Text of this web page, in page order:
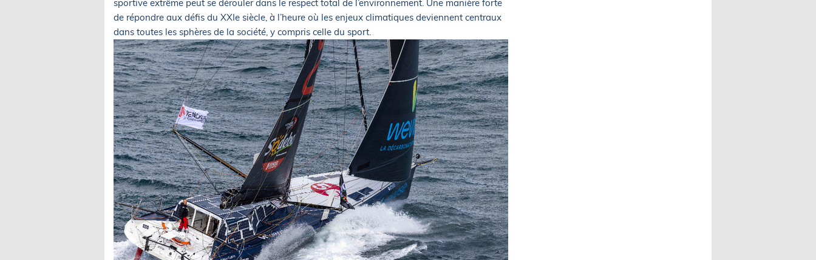
sportive extrême peut se dérouler dans le respect total de l’environnement. Une manière forte
de répondre aux défis du XXIe siècle, à l’heure où les enjeux climatiques deviennent centraux
dans toutes les sphères de la société, y compris celle du sport.